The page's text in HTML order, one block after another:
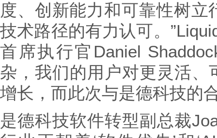
度、创新能力和可靠性树
技术路径的有力认可。
首席执行官Daniel
杂，我们的用户对更灵活
增长，而此次与是德科技的
是德科技软件转型副总裁